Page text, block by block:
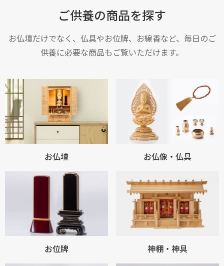
ご供養の商品を探す
お仏壇だけでなく、仏具やお位牌、お線香など、毎日のご
供養に必要な商品もご覧いただけます。
お仏壇 お仏像・仏具
お位牌 神棚・神具